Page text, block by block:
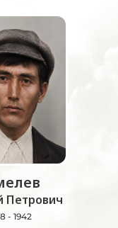
Петрович
- 1942